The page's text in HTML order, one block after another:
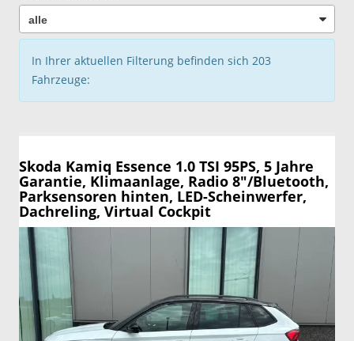
In Ihrer aktuellen Filterung befinden sich 203
Fahrzeuge:
Skoda Kamiq Essence 1.0 TSI 95PS, 5 Jahre
Garantie, Klimaanlage, Radio 8"/Bluetooth,
Parksensoren hinten, LED-Scheinwerfer,
Dachreling, Virtual Cockpit